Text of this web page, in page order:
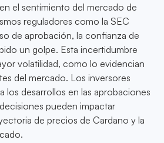
el sentimiento del mercado de
reguladores como la SEC
de aprobación, la confianza de
un golpe. Esta incertidumbre
volatilidad, como lo evidencian
del mercado. Los inversores
los desarrollos en las aprobaciones
pueden impactar
de precios de Cardano y la